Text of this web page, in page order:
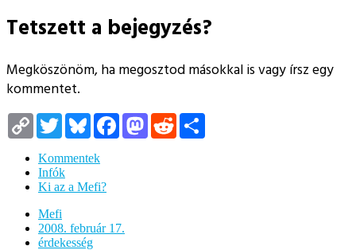
Tetszett a bejegyzés?
Megköszönöm, ha megosztod másokkal is vagy írsz egy
kommentet.
Copy
Link
TwitterBlueskyFacebookMastodon
Reddit
Kommentek
Infók
Ki az a Mefi?
Mefi
2008. február 17.
érdekesség